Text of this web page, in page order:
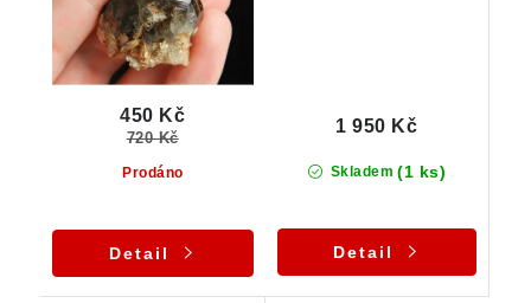
Prodáno
450 Kč
720 Kč
Detail
Skladem (1 ks)
1 950 Kč
Detail